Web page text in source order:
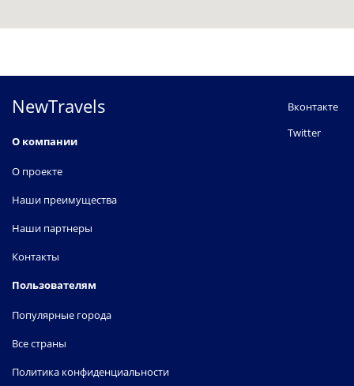
NewTravels
О компании
О проекте
Наши преимущества
Наши партнеры
Контакты
Пользователям
Популярные города
Все страны
Политика конфиденциальности
Вконтакте
Twitter